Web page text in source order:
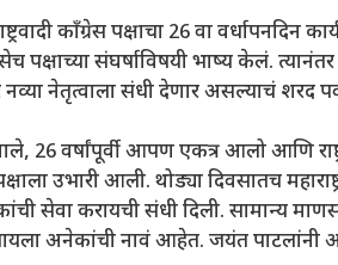
कॉंग्रेस पक्षाचा 26 वा
पक्षाच्या संघर्षाविषयी भाष्य केलं.
नेतृत्वाला संधी देणार असल्याचं शरद
26 वर्षांपूर्वी आपण एकत्र आलो आणि
उभारी आली. थोड्या दिवसातच
सेवा करायची संधी दिली. सामान्य
अनेकांची नावं आहेत. जयंत पाटलांनी